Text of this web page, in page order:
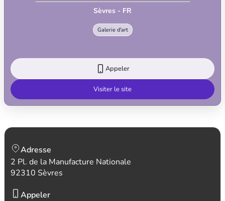
Sèvres - FR
Galerie d'art
Appeler
Visiter le site
Adresse
2 Pl. de la Manufacture Nationale
92310 Sèvres
Appeler